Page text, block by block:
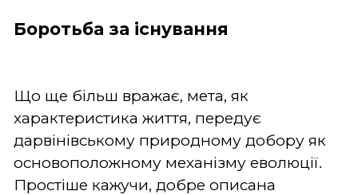
Боротьба за існування
Що ще більш вражає, мета, як
характеристика життя, передує
дарвінівському природному добору як
основоположному механізму еволюції.
Простіше кажучи, добре описана